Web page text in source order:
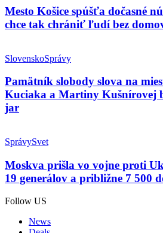
Mesto Košice spúšťa dočasné
chce tak chrániť ľudí bez
SlovenskoSprávy
Pamätník slobody slova na
Kuciaka a Martiny Kušnírovej
jar
SprávySvet
Moskva prišla vo vojne proti
19 generálov a približne 7 500
Follow US
News